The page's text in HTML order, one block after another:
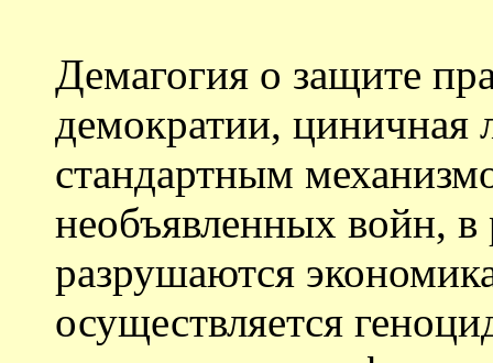
Демагогия о защите
демократии, циничная
стандартным
необъявленных войн, в
разрушаются
осуществляется